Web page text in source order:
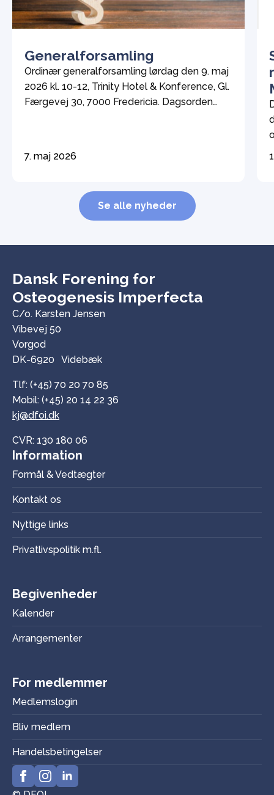
Generalforsamling
Ordinær generalforsamling lørdag den 9. maj
2026 kl. 10-12, Trinity Hotel & Konference, Gl.
Færgevej 30, 7000 Fredericia. Dagsorden
Herunder fastsættelse af kontingent.
medlem (person med OI og 1. grads
slægtninge) […]
7. maj 2026
Se alle nyheder
Dansk Forening for
Osteogenesis Imperfecta
C/o. Karsten Jensen
Vibevej 50
Vorgod
DK-6920 Videbæk
Tlf: (+45) 70 20 70 85
Mobil: (+45) 20 14 22 36
kj@dfoi.dk
CVR: 130 180 06
Information
Formål & Vedtægter
Kontakt os
Nyttige links
Privatlivspolitik m.fl.
Begivenheder
Kalender
Arrangementer
For medlemmer
Medlemslogin
Bliv medlem
Handelsbetingelser